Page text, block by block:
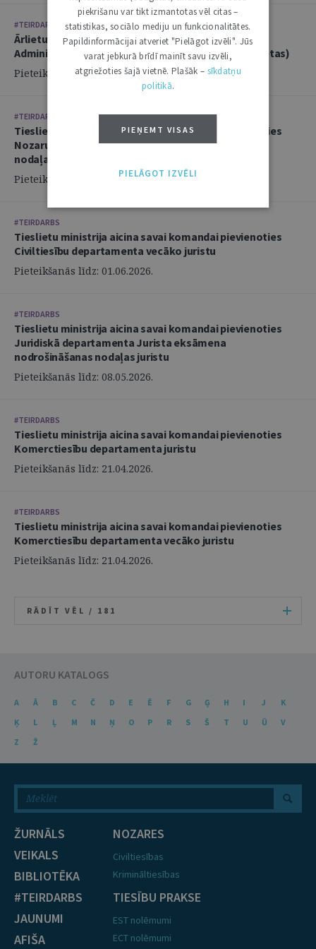
#TEIRDARBS
Ārlietu ministrija aicina savā komandā pievienoties
Administratīvi tiesiskās nodaļas juristu (2 amata vietas)
Pieteikšanās līdz: 14.06.2026.
#TEIRDARBS
Tieslietu ministrija aicina savai komandai pievienoties
Nozaru politikas departamenta Politikas izstrādes
nodaļas juristu
Pieteikšanās līdz: 02.06.2026.
#TEIRDARBS
Tieslietu ministrija aicina savai komandai pievienoties
Civiltiesību departamenta vecāko juristu
Pieteikšanās līdz: 01.06.2026.
#TEIRDARBS
Tieslietu ministrija aicina savai komandai pievienoties
Juridiskā departamenta Jurista eksāmena
nodrošināšanas nodaļas juristu
Pieteikšanās līdz: 08.05.2026.
#TEIRDARBS
Tieslietu ministrija aicina savai komandai pievienoties
Komerctiesību departamenta juristu
Pieteikšanās līdz: 21.04.2026.
#TEIRDARBS
Tieslietu ministrija aicina savai komandai pievienoties
Komerctiesību departamenta vecāko juristu
Pieteikšanās līdz: 21.04.2026.
RĀDĪT VĒL / 181
AUTORU KATALOGS
A Ā B C Č D E Ē F G Ģ H I J
K
Ķ
L Ļ M N Ņ O P R S Š T U Ū
V
Z
Ž
ŽURNĀLS
VEIKALS
BIBLIOTĒKA
#TEIRDARBS
JAUNUMI
AFIŠA
NOZARES
Civiltiesības
Krimināltiesības
TIESĪBU PRAKSE
EST nolēmumi
ECT nolēmumi
piekrišanu var tikt izmantotas vēl citas –
statistikas, sociālo mediju un funkcionalitātes.
Papildinformācijai atveriet "Pielāgot izvēli". Jūs
varat jebkurā brīdī mainīt savu izvēli,
atgriežoties šajā vietnē. Plašāk – sīkdatņu
politikā.
PIEŅEMT VISAS
PIELĀGOT IZVĒLI